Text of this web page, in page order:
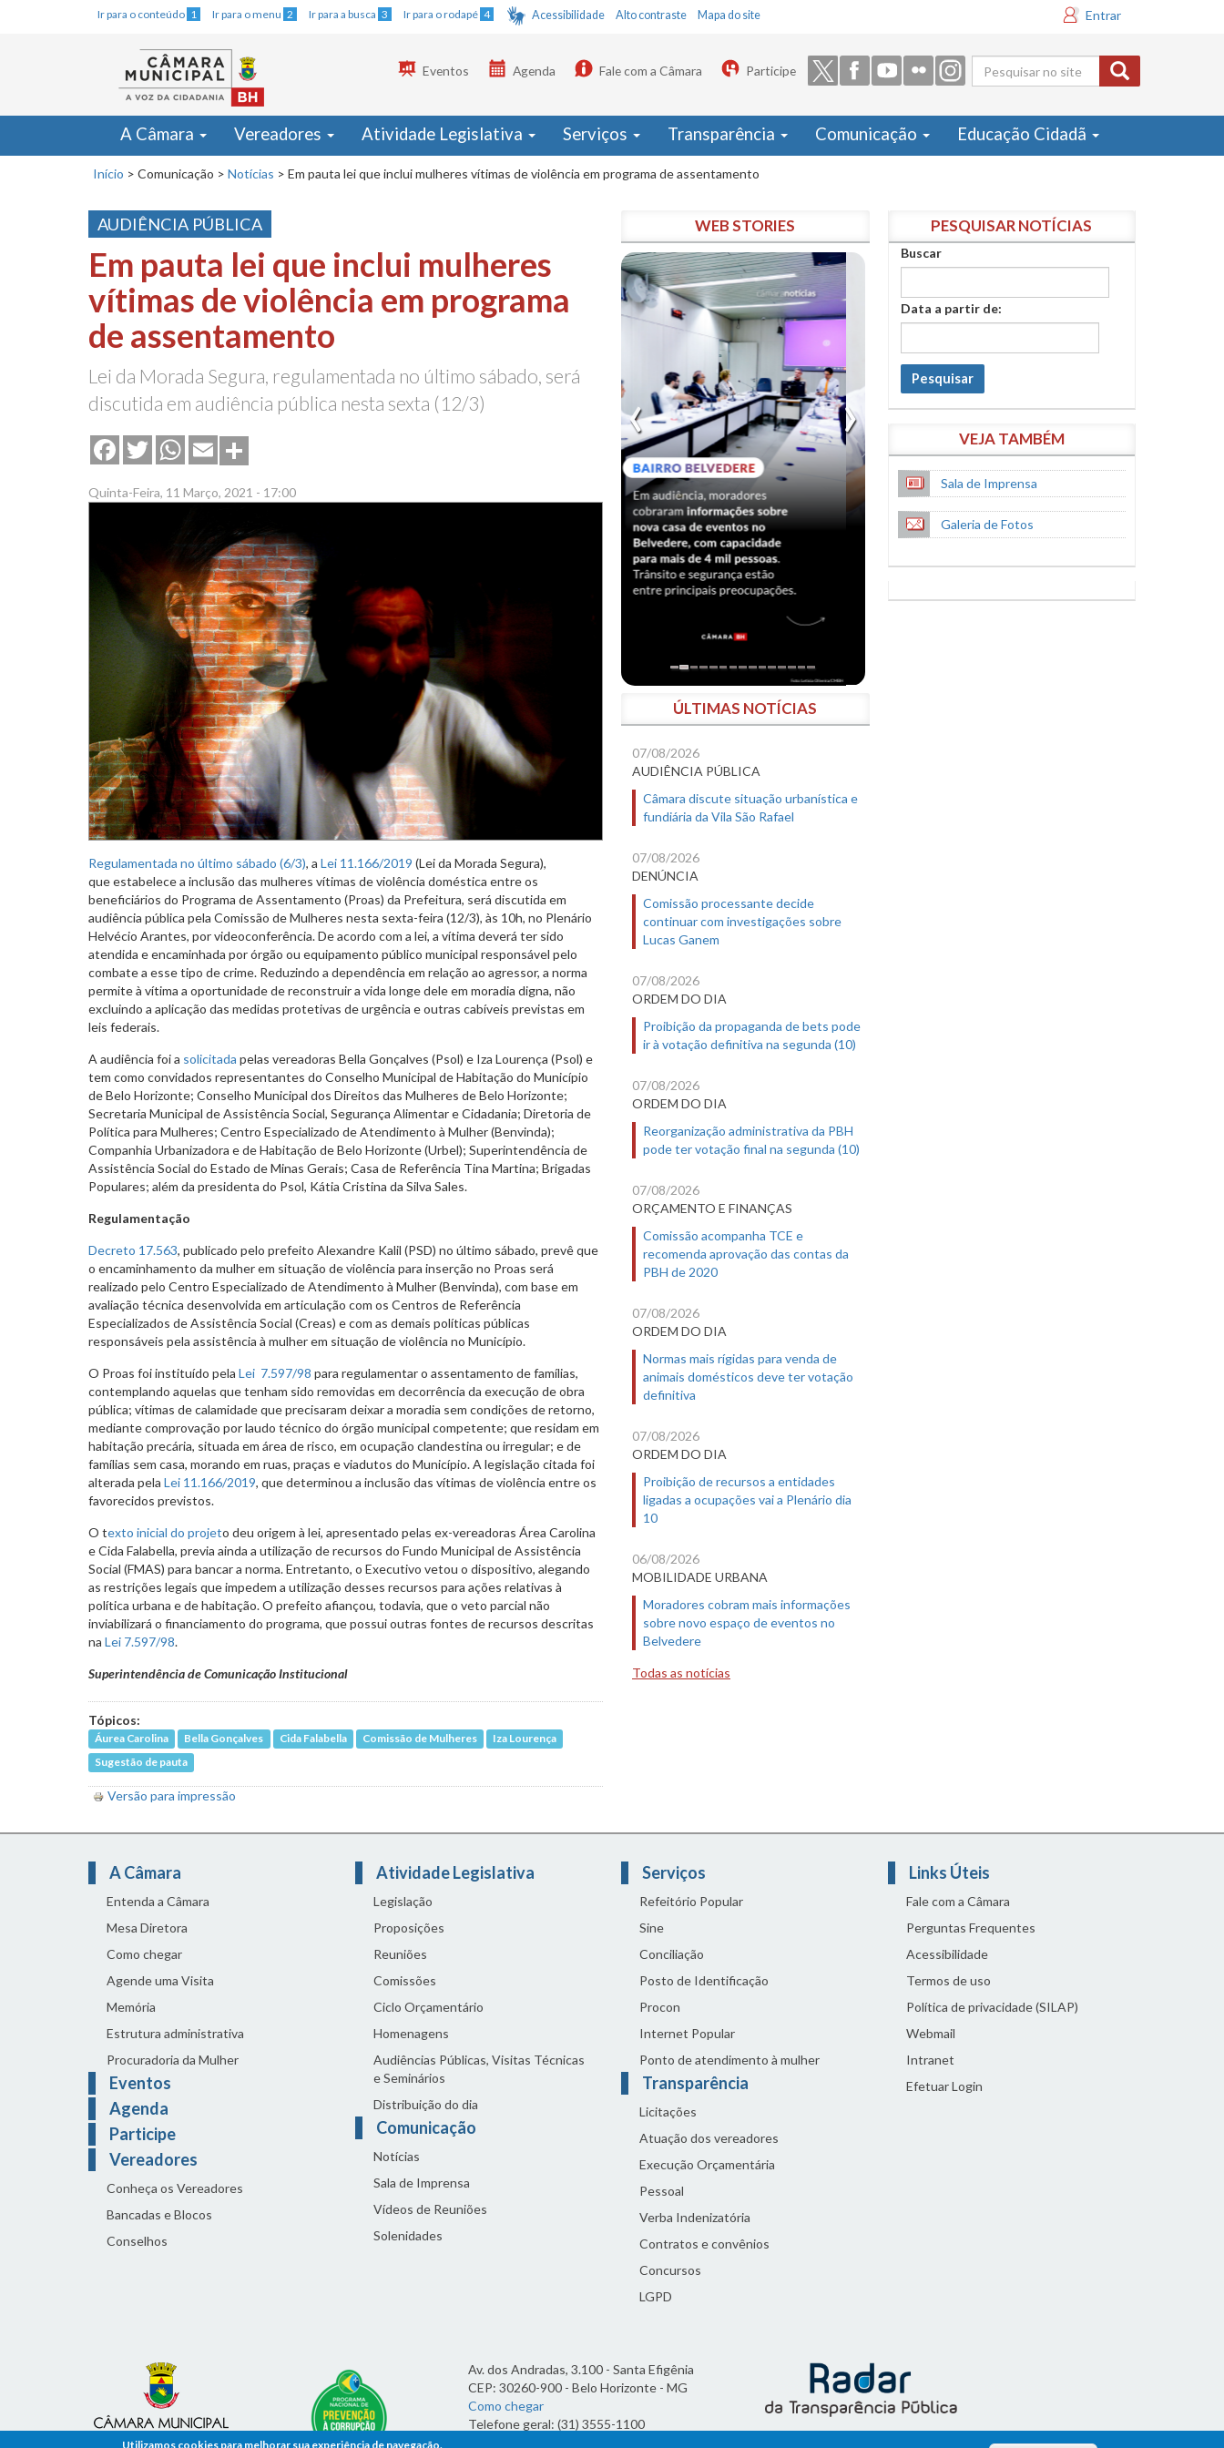
Ir para o conteúdo 1 Ir para o menu 2 Ir para a busca 3 Ir para o rodapé 4 Acessibilidade Alto contraste Mapa do site Entrar
Formulário
de busca
Eventos Agenda Fale com a Câmara Participe
A Câmara Vereadores Atividade Legislativa Serviços Transparência Comunicação Educação Cidadã
Início > Comunicação > Notícias > Em pauta lei que inclui mulheres vítimas de violência em programa de assentamento
AUDIÊNCIA PÚBLICA
Em pauta lei que inclui mulheres
vítimas de violência em programa
de assentamento
Lei da Morada Segura, regulamentada no último sábado, será
discutida em audiência pública nesta sexta (12/3)
FacebookTwitterWhatsApp
Email
Quinta-Feira, 11 Março, 2021 - 17:00
Regulamentada no último sábado (6/3), a Lei 11.166/2019 (Lei da Morada Segura),
que estabelece a inclusão das mulheres vítimas de violência doméstica entre os
beneficiários do Programa de Assentamento (Proas) da Prefeitura, será discutida em
audiência pública pela Comissão de Mulheres nesta sexta-feira (12/3), às 10h, no Plenário
Helvécio Arantes, por videoconferência. De acordo com a lei, a vítima deverá ter sido
atendida e encaminhada por órgão ou equipamento público municipal responsável pelo
combate a esse tipo de crime. Reduzindo a dependência em relação ao agressor, a norma
permite à vítima a oportunidade de reconstruir a vida longe dele em moradia digna, não
excluindo a aplicação das medidas protetivas de urgência e outras cabíveis previstas em
leis federais.
A audiência foi a solicitada pelas vereadoras Bella Gonçalves (Psol) e Iza Lourença (Psol) e
tem como convidados representantes do Conselho Municipal de Habitação do Município
de Belo Horizonte; Conselho Municipal dos Direitos das Mulheres de Belo Horizonte;
Secretaria Municipal de Assistência Social, Segurança Alimentar e Cidadania; Diretoria de
Política para Mulheres; Centro Especializado de Atendimento à Mulher (Benvinda);
Companhia Urbanizadora e de Habitação de Belo Horizonte (Urbel); Superintendência de
Assistência Social do Estado de Minas Gerais; Casa de Referência Tina Martina; Brigadas
Populares; além da presidenta do Psol, Kátia Cristina da Silva Sales.
Regulamentação
Decreto 17.563, publicado pelo prefeito Alexandre Kalil (PSD) no último sábado, prevê que
o encaminhamento da mulher em situação de violência para inserção no Proas será
realizado pelo Centro Especializado de Atendimento à Mulher (Benvinda), com base em
avaliação técnica desenvolvida em articulação com os Centros de Referência
Especializados de Assistência Social (Creas) e com as demais políticas públicas
responsáveis pela assistência à mulher em situação de violência no Município.
O Proas foi instituído pela Lei 7.597/98 para regulamentar o assentamento de famílias,
contemplando aquelas que tenham sido removidas em decorrência da execução de obra
pública; vítimas de calamidade que precisaram deixar a moradia sem condições de retorno,
mediante comprovação por laudo técnico do órgão municipal competente; que residam em
habitação precária, situada em área de risco, em ocupação clandestina ou irregular; e de
famílias sem casa, morando em ruas, praças e viadutos do Município. A legislação citada foi
alterada pela Lei 11.166/2019, que determinou a inclusão das vítimas de violência entre os
favorecidos previstos.
O texto inicial do projeto deu origem à lei, apresentado pelas ex-vereadoras Área Carolina
e Cida Falabella, previa ainda a utilização de recursos do Fundo Municipal de Assistência
Social (FMAS) para bancar a norma. Entretanto, o Executivo vetou o dispositivo, alegando
as restrições legais que impedem a utilização desses recursos para ações relativas à
política urbana e de habitação. O prefeito afiançou, todavia, que o veto parcial não
inviabilizará o financiamento do programa, que possui outras fontes de recursos descritas
na Lei 7.597/98.
Superintendência de Comunicação Institucional
Tópicos:
Áurea Carolina Bella Gonçalves Cida Falabella Comissão de Mulheres
Iza Lourença
Sugestão de pauta
Versão para impressão
WEB STORIES
ÚLTIMAS NOTÍCIAS
07/08/2026
AUDIÊNCIA PÚBLICA
Câmara discute situação urbanística e
fundiária da Vila São Rafael
07/08/2026
DENÚNCIA
Comissão processante decide
continuar com investigações sobre
Lucas Ganem
07/08/2026
ORDEM DO DIA
Proibição da propaganda de bets pode
ir à votação definitiva na segunda (10)
07/08/2026
ORDEM DO DIA
Reorganização administrativa da PBH
pode ter votação final na segunda (10)
07/08/2026
ORÇAMENTO E FINANÇAS
Comissão acompanha TCE e
recomenda aprovação das contas da
PBH de 2020
07/08/2026
ORDEM DO DIA
Normas mais rígidas para venda de
animais domésticos deve ter votação
definitiva
07/08/2026
ORDEM DO DIA
Proibição de recursos a entidades
ligadas a ocupações vai a Plenário dia
10
06/08/2026
MOBILIDADE URBANA
Moradores cobram mais informações
sobre novo espaço de eventos no
Belvedere
Todas as notícias
PESQUISAR NOTÍCIAS
Buscar
Data a partir de:
Pesquisar
VEJA TAMBÉM
Sala de Imprensa
Galeria de Fotos
A Câmara
Entenda a Câmara
Mesa Diretora
Como chegar
Agende uma Visita
Memória
Estrutura administrativa
Procuradoria da Mulher
Eventos
Agenda
Participe
Vereadores
Conheça os Vereadores
Bancadas e Blocos
Conselhos
Atividade Legislativa
Legislação
Proposições
Reuniões
Comissões
Ciclo Orçamentário
Homenagens
Audiências Públicas, Visitas Técnicas
e Seminários
Distribuição do dia
Comunicação
Notícias
Sala de Imprensa
Vídeos de Reuniões
Solenidades
Serviços
Refeitório Popular
Sine
Conciliação
Posto de Identificação
Procon
Internet Popular
Ponto de atendimento à mulher
Transparência
Licitações
Atuação dos vereadores
Execução Orçamentária
Pessoal
Verba Indenizatória
Contratos e convênios
Concursos
LGPD
Links Úteis
Fale com a Câmara
Perguntas Frequentes
Acessibilidade
Termos de uso
Política de privacidade (SILAP)
Webmail
Intranet
Efetuar Login
Av. dos Andradas, 3.100 - Santa Efigênia
CEP: 30260-900 - Belo Horizonte - MG
Como chegar
Telefone geral: (31) 3555-1100
Utilizamos cookies para melhorar sua experiência de navegação.